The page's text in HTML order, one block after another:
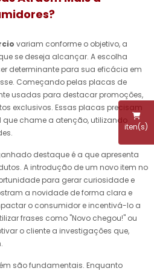
iten(s)
variam conforme o objetivo, a
se deseja alcançar. A escolha
determinante para sua eficácia em
Começando pelas placas de
usadas para destacar promoções,
exclusivos. Essas placas precisam
chame a atenção, utilizando
destaque é a que apresenta
A introdução de um novo item no
para gerar curiosidade e
a novidade de forma clara e
o consumidor e incentivá-lo a
frases como "Novo chegou!" ou
o cliente a investigações que,
são fundamentais. Enquanto